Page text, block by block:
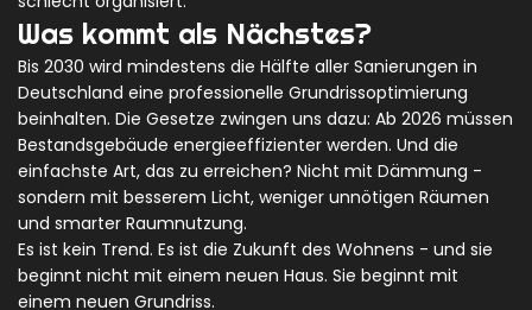
Was kommt als Nächstes?
Bis 2030 wird mindestens die Hälfte aller Sanierungen in
Deutschland eine professionelle Grundrissoptimierung
beinhalten. Die Gesetze zwingen uns dazu: Ab 2026 müssen
Bestandsgebäude energieeffizienter werden. Und die
einfachste Art, das zu erreichen? Nicht mit Dämmung -
sondern mit besserem Licht, weniger unnötigen Räumen
und smarter Raumnutzung.
Es ist kein Trend. Es ist die Zukunft des Wohnens - und sie
beginnt nicht mit einem neuen Haus. Sie beginnt mit
einem neuen Grundriss.